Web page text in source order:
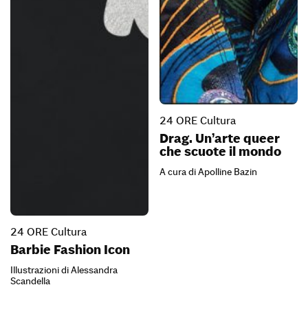
24 ORE Cultura
Barbie Fashion Icon
Illustrazioni di Alessandra
Scandella
24 ORE Cultura
Drag. Un’arte queer
che scuote il mondo
A cura di Apolline Bazin